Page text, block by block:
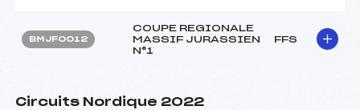
BMJF0012
COUPE REGIONALE
MASSIF JURASSIEN
N°1
FFS
Circuits Nordique 2022